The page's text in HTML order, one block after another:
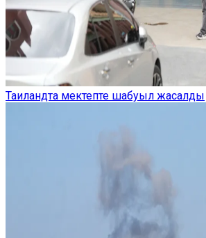
Таиландта мектепте шабуыл жасалды